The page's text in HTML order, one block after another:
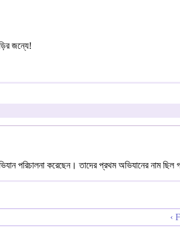
জন্যে!
পরিচালনা করেছেন। তাদের প্রথম অভিযানের
‹